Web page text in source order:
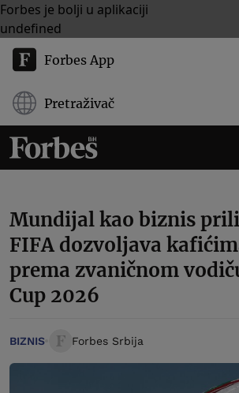
Forbes je bolji u aplikaciji
undefined
Forbes App
Pretraživač
Mundijal kao biznis
FIFA dozvoljava
prema zvaničnom
Cup 2026
BIZNIS Forbes Srbija